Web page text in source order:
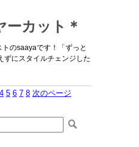
ーカット＊
トのsaayaです！「ずっと
ずにスタイルチェンジした
4 5 6 7 8 次のページ